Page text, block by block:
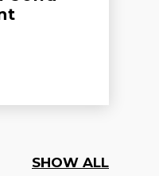
SHOW ALL